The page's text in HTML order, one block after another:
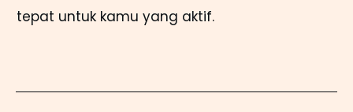
tepat untuk kamu yang aktif.